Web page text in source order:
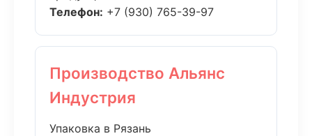
Телефон: +7 (930) 765-39-97
Производство Альянс
Индустрия
Упаковка в Рязань